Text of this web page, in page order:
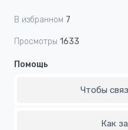
В избранном 7
Просмотры 1633
Помощь
Чтобы
Как